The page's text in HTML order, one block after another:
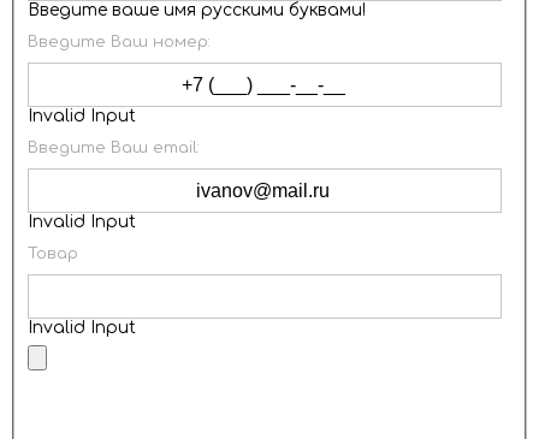
Введите ваше имя русскими буквами!
Введите Ваш номер:
Invalid Input
Введите Ваш email:
Invalid Input
Товар
Invalid Input